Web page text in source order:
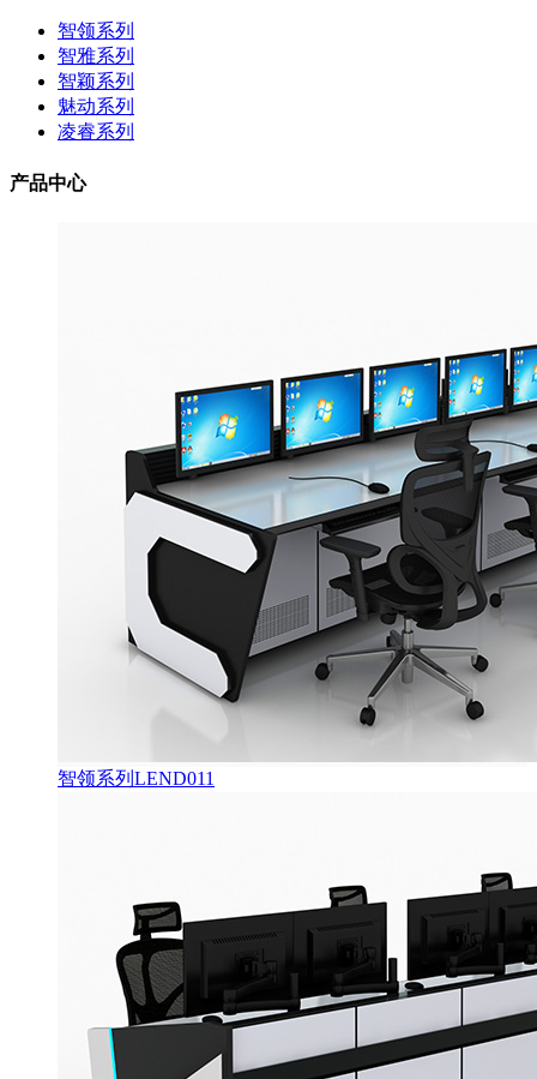
智领系列
智雅系列
智颖系列
魅动系列
凌睿系列
产品中心
智领系列LEND011